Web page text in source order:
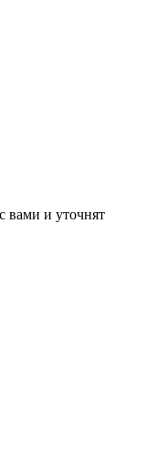
вами и уточнят